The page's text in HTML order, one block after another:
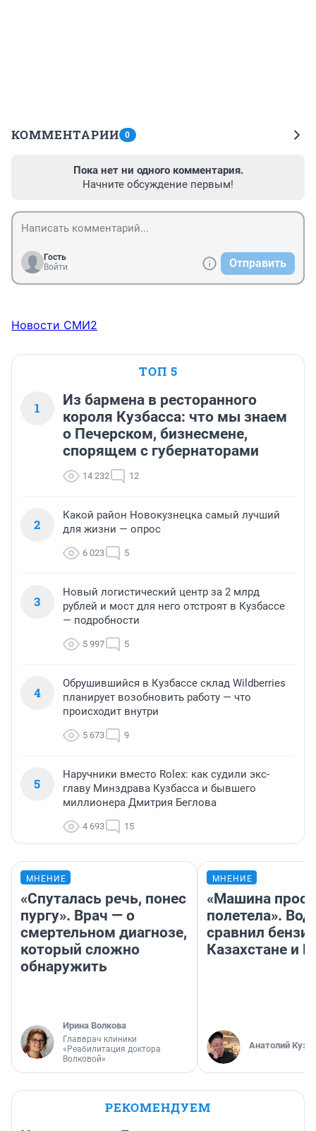
КОММЕНТАРИИ 0
Пока нет ни одного комментария.
Начните обсуждение первым!
Гость
Войти
Отправить
Новости СМИ2
ТОП 5
1
Из бармена в ресторанного
короля Кузбасса: что мы знаем
о Печерском, бизнесмене,
спорящем с губернаторами
14 232 12
2
Какой район Новокузнецка самый лучший
для жизни — опрос
6 023 5
3
Новый логистический центр за 2 млрд
рублей и мост для него отстроят в Кузбассе
— подробности
5 997 5
4
Обрушившийся в Кузбассе склад Wildberries
планирует возобновить работу — что
происходит внутри
5 673 9
5
Наручники вместо Rolex: как судили экс-
главу Минздрава Кузбасса и бывшего
миллионера Дмитрия Беглова
4 693 15
МНЕНИЕ
«Спуталась речь, понес
пургу». Врач — о
смертельном диагнозе,
который сложно
обнаружить
Ирина Волкова
Главврач клиники
«Реабилитация доктора
Волковой»
МНЕНИЕ
«Машина
полетела».
сравнил
Казахстане и
Анатолий
РЕКОМЕНДУЕМ